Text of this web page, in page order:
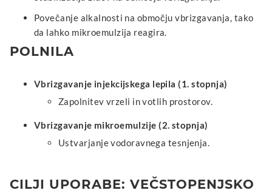
Povečanje alkalnosti na območju vbrizgavanja, tako
da lahko mikroemulzija reagira.
POLNILA
Vbrizgavanje injekcijskega lepila (1. stopnja)
Zapolnitev vrzeli in votlih prostorov.
Vbrizgavanje mikroemulzije (2. stopnja)
Ustvarjanje vodoravnega tesnjenja.
CILJI UPORABE: VEČSTOPENJSKO